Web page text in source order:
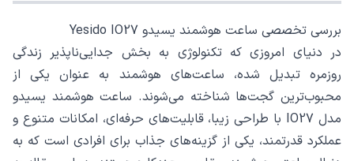
بررسی تخصصی ساعت هوشمند یسیدو Yesido IO27
در دنیای امروزی که تکنولوژی به بخش جدایی‌ناپذیر زندگی
روزمره تبدیل شده، ساعت‌های هوشمند به عنوان یکی از
محبوب‌ترین گجت‌ها شناخته می‌شوند. ساعت هوشمند یسیدو
مدل IO27 با طراحی زیبا، قابلیت‌های حرفه‌ای، امکانات متنوع و
عملکرد قدرتمند، یکی از گزینه‌های جذاب برای افرادی است که به